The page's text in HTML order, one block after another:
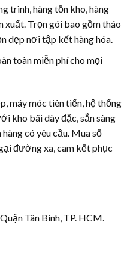
trình, hàng tồn kho, hàng
xuất. Trọn gói bao gồm tháo
dẹp nơi tập kết hàng hóa.
toàn miễn phí cho mọi
máy móc tiên tiến, hệ thống
kho bãi dày đặc, sẵn sàng
có yêu cầu. Mua số
đường xa, cam kết phục
Tân Bình, TP. HCM.